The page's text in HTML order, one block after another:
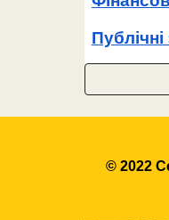
Публічні
© 2022